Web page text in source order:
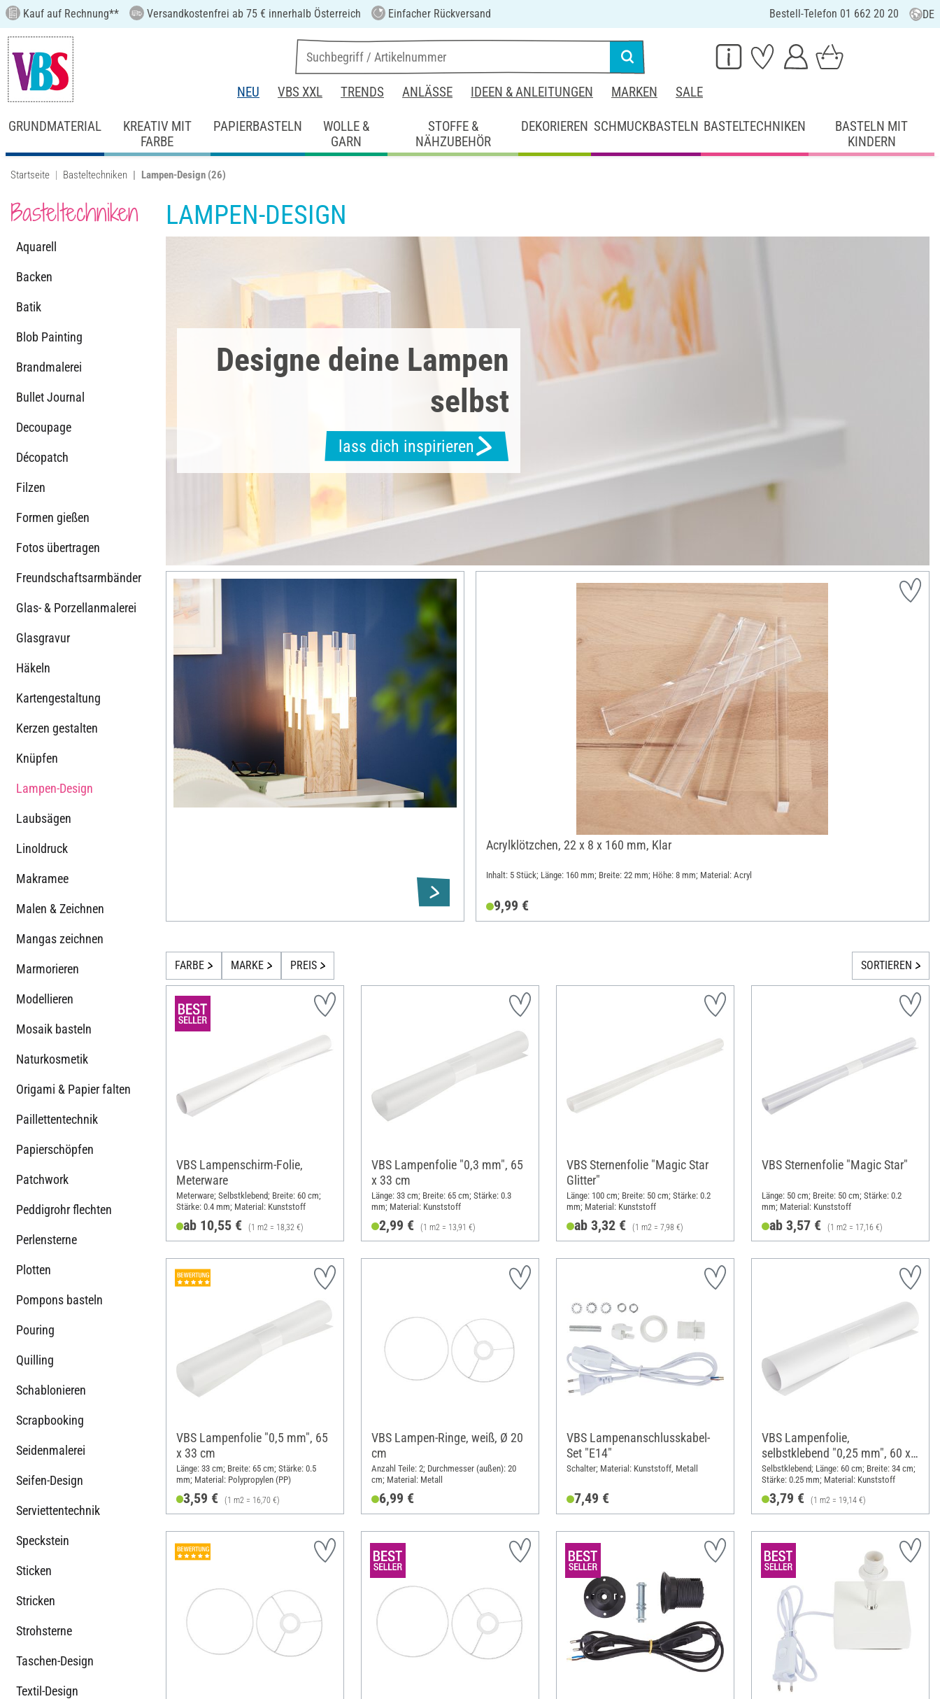
Kauf auf Rechnung** Versandkostenfrei ab 75 € innerhalb Österreich Einfacher Rückversand Bestell-Telefon 01 662 20 20 DE
NEU VBS XXL TRENDS ANLÄSSE IDEEN & ANLEITUNGEN MARKEN SALE
GRUNDMATERIAL
KREATIV MIT
FARBE
PAPIERBASTELN
WOLLE &
GARN
STOFFE &
NÄHZUBEHÖR
DEKORIEREN SCHMUCKBASTELN BASTELTECHNIKEN
BASTELN MIT
KINDERN
Startseite Basteltechniken Lampen-Design (26)
Basteltechniken
Aquarell
Backen
Batik
Blob Painting
Brandmalerei
Bullet Journal
Decoupage
Décopatch
Filzen
Formen gießen
Fotos übertragen
Freundschaftsarmbänder
Glas- & Porzellanmalerei
Glasgravur
Häkeln
Kartengestaltung
Kerzen gestalten
Knüpfen
Lampen-Design
Laubsägen
Linoldruck
Makramee
Malen & Zeichnen
Mangas zeichnen
Marmorieren
Modellieren
Mosaik basteln
Naturkosmetik
Origami & Papier falten
Paillettentechnik
Papierschöpfen
Patchwork
Peddigrohr flechten
Perlensterne
Plotten
Pompons basteln
Pouring
Quilling
Schablonieren
Scrapbooking
Seidenmalerei
Seifen-Design
Serviettentechnik
Speckstein
Sticken
Stricken
Strohsterne
Taschen-Design
Textil-Design
LAMPEN-DESIGN
Designe deine Lampen
selbst
lass dich inspirieren
Acrylklötzchen, 22 x 8 x 160 mm, Klar
Inhalt: 5 Stück; Länge: 160 mm; Breite: 22 mm; Höhe: 8 mm; Material: Acryl
9,99 €
FARBE MARKE PREIS SORTIEREN
VBS Lampenschirm-Folie,
Meterware
Meterware; Selbstklebend; Breite: 60 cm;
Stärke: 0.4 mm; Material: Kunststoff
ab 10,55 € (1 m2 = 18,32 €)
VBS Lampenfolie "0,3 mm", 65
x 33 cm
Länge: 33 cm; Breite: 65 cm; Stärke: 0.3
mm; Material: Kunststoff
2,99 € (1 m2 = 13,91 €)
VBS Sternenfolie "Magic Star
Glitter"
Länge: 100 cm; Breite: 50 cm; Stärke: 0.2
mm; Material: Kunststoff
ab 3,32 € (1 m2 = 7,98 €)
VBS Sternenfolie "Magic Star"
Länge: 50 cm; Breite: 50 cm; Stärke: 0.2
mm; Material: Kunststoff
ab 3,57 € (1 m2 = 17,16 €)
VBS Lampenfolie "0,5 mm", 65
x 33 cm
Länge: 33 cm; Breite: 65 cm; Stärke: 0.5
mm; Material: Polypropylen (PP)
3,59 € (1 m2 = 16,70 €)
VBS Lampen-Ringe, weiß, Ø 20
cm
Anzahl Teile: 2; Durchmesser (außen): 20
cm; Material: Metall
6,99 €
VBS Lampenanschlusskabel-
Set "E14"
Schalter; Material: Kunststoff, Metall
7,49 €
VBS Lampenfolie,
selbstklebend "0,25 mm", 60 x
34 cm
Selbstklebend; Länge: 60 cm; Breite: 34 cm;
Stärke: 0.25 mm; Material: Kunststoff
3,79 € (1 m2 = 19,14 €)